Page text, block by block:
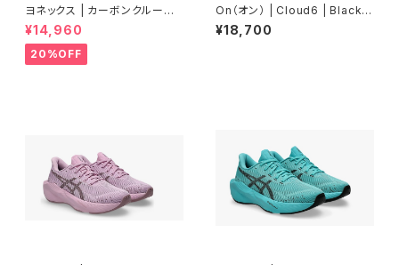
ヨネックス | カーボンクルーズ
エアラス | セルリアンブルー |
Men
¥14,960
20%OFF
On（オン） | Cloud6 | Black/
White | Women
¥18,700